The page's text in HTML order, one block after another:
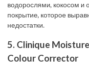
водорослями, кокосом и
покрытие, которое
недостатки.
5. Clinique
Colour Corrector